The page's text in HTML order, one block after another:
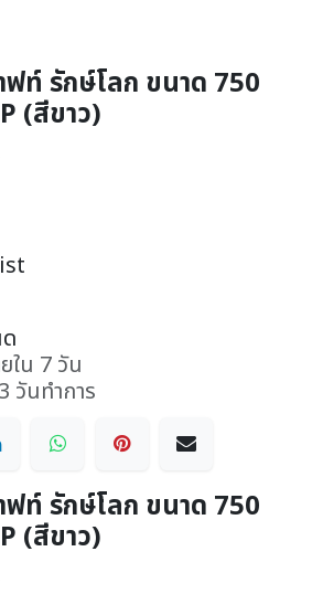
ฟท์ รักษ์โลก ขนาด 750
(สีขาว)
ใน 7 วัน
วันทำการ
ฟท์ รักษ์โลก ขนาด 750
(สีขาว)